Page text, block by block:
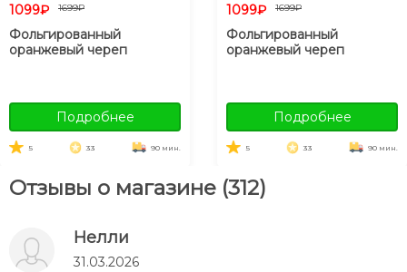
1099₽ 1699₽
Фольгированный
оранжевый череп
Подробнее
5 33 90 мин.
1099₽ 1699₽
Фольгированный
оранжевый череп
Подробнее
5 33 90 мин.
Отзывы о магазине (312)
Нелли
31.03.2026